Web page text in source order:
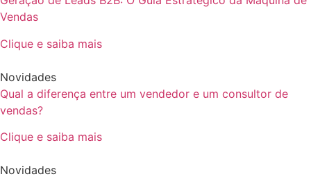
Vendas
Clique e saiba mais
Novidades
Qual a diferença entre um vendedor e um consultor de
vendas?
Clique e saiba mais
Novidades